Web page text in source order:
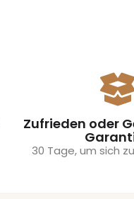
Zufrieden oder
30 Tage, um sich